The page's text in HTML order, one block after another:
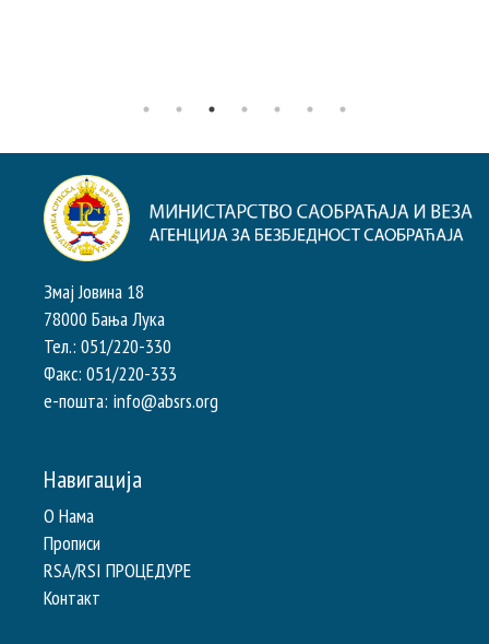
Змај Јовина 18
78000 Бања Лука
Тел.: 051/220-330
Факс: 051/220-333
e-пошта: info@absrs.org
Навигација
О Нама
Прописи
RSA/RSI ПРОЦЕДУРЕ
Контакт